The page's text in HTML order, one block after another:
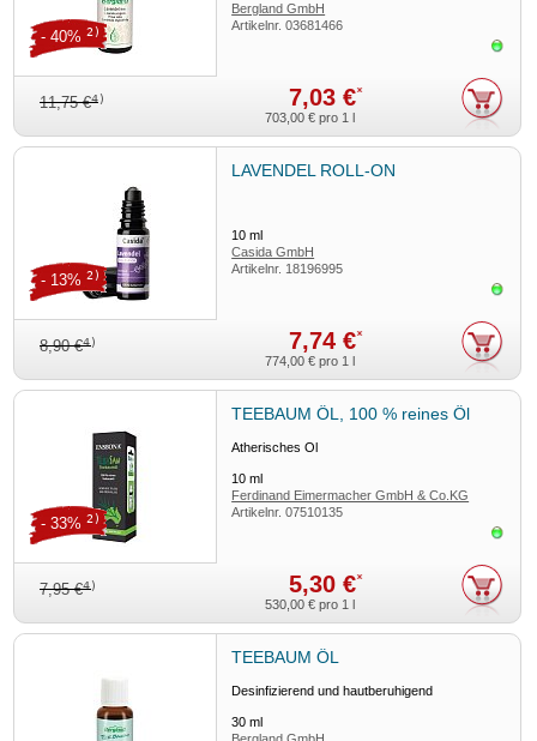
Bergland GmbH
Artikelnr.03681466
11,75 €4) 7,03 €*
- 40% 2)
703,00 € pro 1 l
LAVENDEL ROLL-ON
10ml
Casida GmbH
Artikelnr. 18196995
8,90 €4) 7,74 €*
- 13% 2)
774,00 € pro 1 l
TEEBAUM ÖL, 100 % reines Öl
Ätherisches Öl
10ml
Ferdinand Eimermacher GmbH & Co.KG
Artikelnr.07510135
7,95 €4) 5,30 €*
- 33% 2)
530,00 € pro 1 l
TEEBAUM ÖL
Desinfizierend und hautberuhigend
30ml